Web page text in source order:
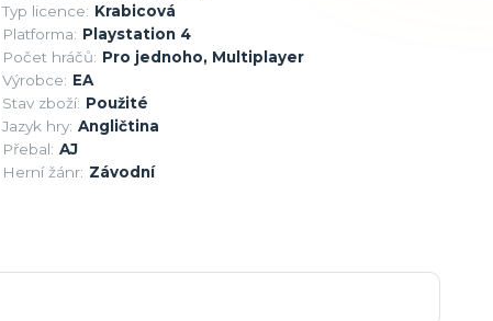
Typ licence: Krabicová
Platforma: Playstation 4
Počet hráčů: Pro jednoho, Multiplayer
Výrobce: EA
Stav zboží: Použité
Jazyk hry: Angličtina
Přebal: AJ
Herní žánr: Závodní